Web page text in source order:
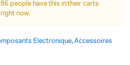
86 people have this in their carts
right now.
Electronique,Accessoires